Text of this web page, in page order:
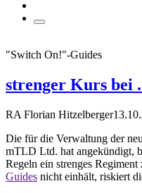
"Switch On!"-Guides
strenger Kurs bei
RA Florian Hitzelberger
Die für die Verwaltung der
mTLD Ltd. hat angekündigt,
Regeln ein strenges
Guides nicht einhält, riskiert